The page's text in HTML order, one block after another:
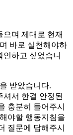
바로 실천해야하
하고 싶었습니
코칭을 받았습니다.
서 한결 안정된
충분히 들어주시
야할 행동지침을
질문에 답해주시